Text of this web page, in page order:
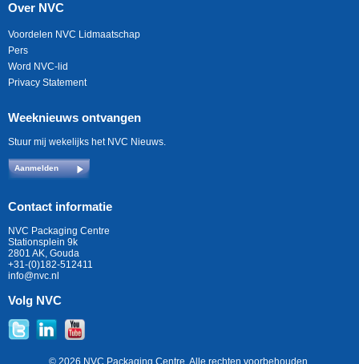
Over NVC
Voordelen NVC Lidmaatschap
Pers
Word NVC-lid
Privacy Statement
Weeknieuws ontvangen
Stuur mij wekelijks het NVC Nieuws.
Aanmelden
Contact informatie
NVC Packaging Centre
Stationsplein 9k
2801 AK, Gouda
+31-(0)182-512411
info@nvc.nl
Volg NVC
© 2026 NVC Packaging Centre. Alle rechten voorbehouden.